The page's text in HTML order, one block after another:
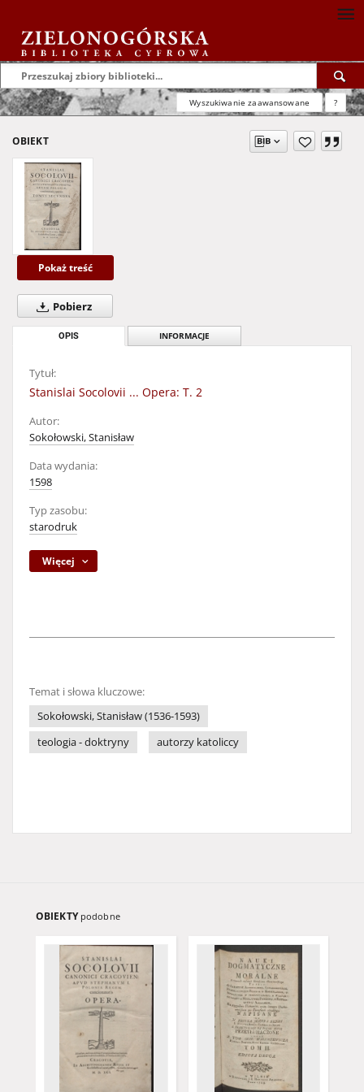
Wyszukiwanie zaawansowane ?
OBIEKT
Pokaż treść
Pobierz
OPIS INFORMACJE
Tytuł:
Stanislai Socolovii ... Opera: T. 2
Autor:
Sokołowski, Stanisław
Data wydania:
1598
Typ zasobu:
starodruk
Więcej
Temat i słowa kluczowe:
Sokołowski, Stanisław (1536-1593)
teologia - doktryny
autorzy katoliccy
OBIEKTY podobne